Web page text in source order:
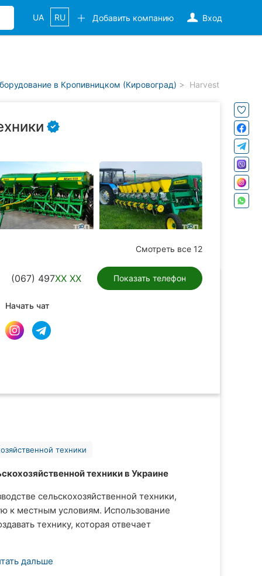
Вход
Добавить компанию
UA RU
в Кропивницком (Кировоград) Harvest,
Смотреть все 12
(067) 497XX XX Показать телефон
Начать чат
техники
техники в Украине
сельскохозяйственной техники,
к местным условиям. Использование
технику, которая отвечает
дальше